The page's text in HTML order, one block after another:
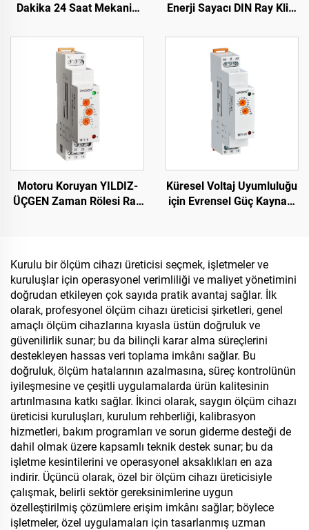
Dakika 24 Saat Mekanik
Akım TB388
Enerji Sayacı DIN Ray Klibi
Motoru Koruyan YILDIZ-
ÜÇGEN Zaman Rölesi Ray
Küresel Voltaj Uyumluluğu
için Evrensel Güç Kaynağı
Kurulu bir ölçüm cihazı üreticisi seçmek, işletmeler ve
kuruluşlar için operasyonel verimliliği ve maliyet yönetimini
doğrudan etkileyen çok sayıda pratik avantaj sağlar. İlk
olarak, profesyonel ölçüm cihazı üreticisi şirketleri, genel
amaçlı ölçüm cihazlarına kıyasla üstün doğruluk ve
güvenilirlik sunar; bu da bilinçli karar alma süreçlerini
destekleyen hassas veri toplama imkânı sağlar. Bu
doğruluk, ölçüm hatalarının azalmasına, süreç kontrolünün
iyileşmesine ve çeşitli uygulamalarda ürün kalitesinin
artırılmasına katkı sağlar. İkinci olarak, saygın ölçüm cihazı
üreticisi kuruluşları, kurulum rehberliği, kalibrasyon
hizmetleri, bakım programları ve sorun giderme desteği de
dahil olmak üzere kapsamlı teknik destek sunar; bu da
işletme kesintilerini ve operasyonel aksaklıkları en aza
indirir. Üçüncü olarak, özel bir ölçüm cihazı üreticisiyle
çalışmak, belirli sektör gereksinimlerine uygun
özelleştirilmiş çözümlere erişim imkânı sağlar; böylece
işletmeler, özel uygulamaları için tasarlanmış uzman